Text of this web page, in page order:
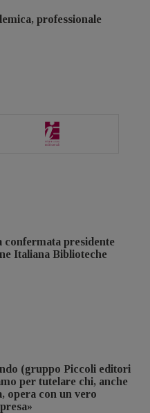
professionale
confermata presidente
Italiana Biblioteche
(gruppo Piccoli editori
per tutelare chi, anche
opera con un vero